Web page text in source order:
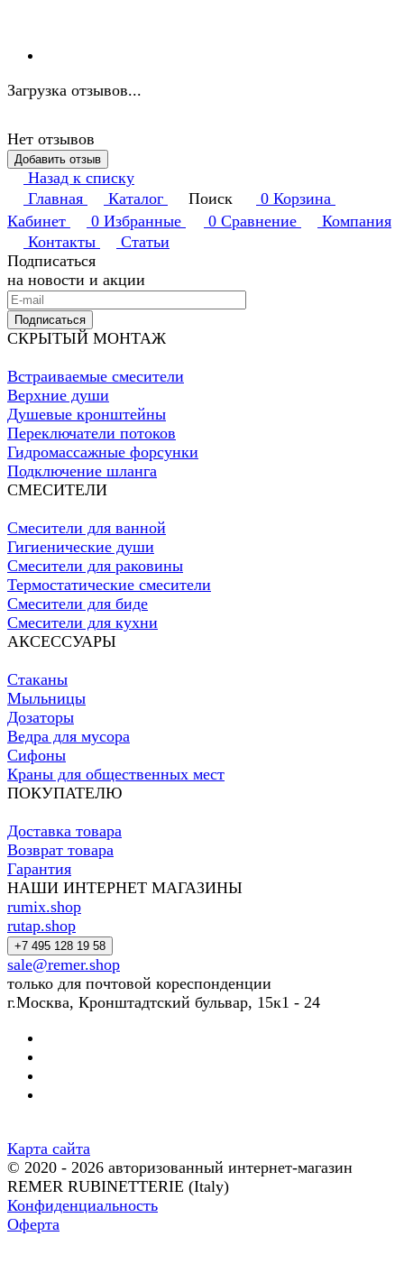
Загрузка отзывов...
Нет отзывов
Добавить отзыв
Назад к списку
Главная
Каталог Поиск 0 Корзина
Кабинет
0 Избранные 0 Сравнение
Компания
Контакты
Статьи
Подписаться
на новости и акции
Подписаться
СКРЫТЫЙ МОНТАЖ
Встраиваемые смесители
Верхние души
Душевые кронштейны
Переключатели потоков
Гидромассажные форсунки
Подключение шланга
СМЕСИТЕЛИ
Смесители для ванной
Гигиенические души
Смесители для раковины
Термостатические смесители
Смесители для биде
Смесители для кухни
АКСЕССУАРЫ
Стаканы
Мыльницы
Дозаторы
Ведра для мусора
Сифоны
Краны для общественных мест
ПОКУПАТЕЛЮ
Доставка товара
Возврат товара
Гарантия
НАШИ ИНТЕРНЕТ МАГАЗИНЫ
rumix.shop
rutap.shop
+7 495 128 19 58
sale@remer.shop
только для почтовой кореспонденции
г.Москва, Кронштадтский бульвар, 15к1 - 24
Карта сайта
© 2020 - 2026 авторизованный интернет-магазин
REMER RUBINETTERIE (Italy)
Конфиденциальность
Оферта